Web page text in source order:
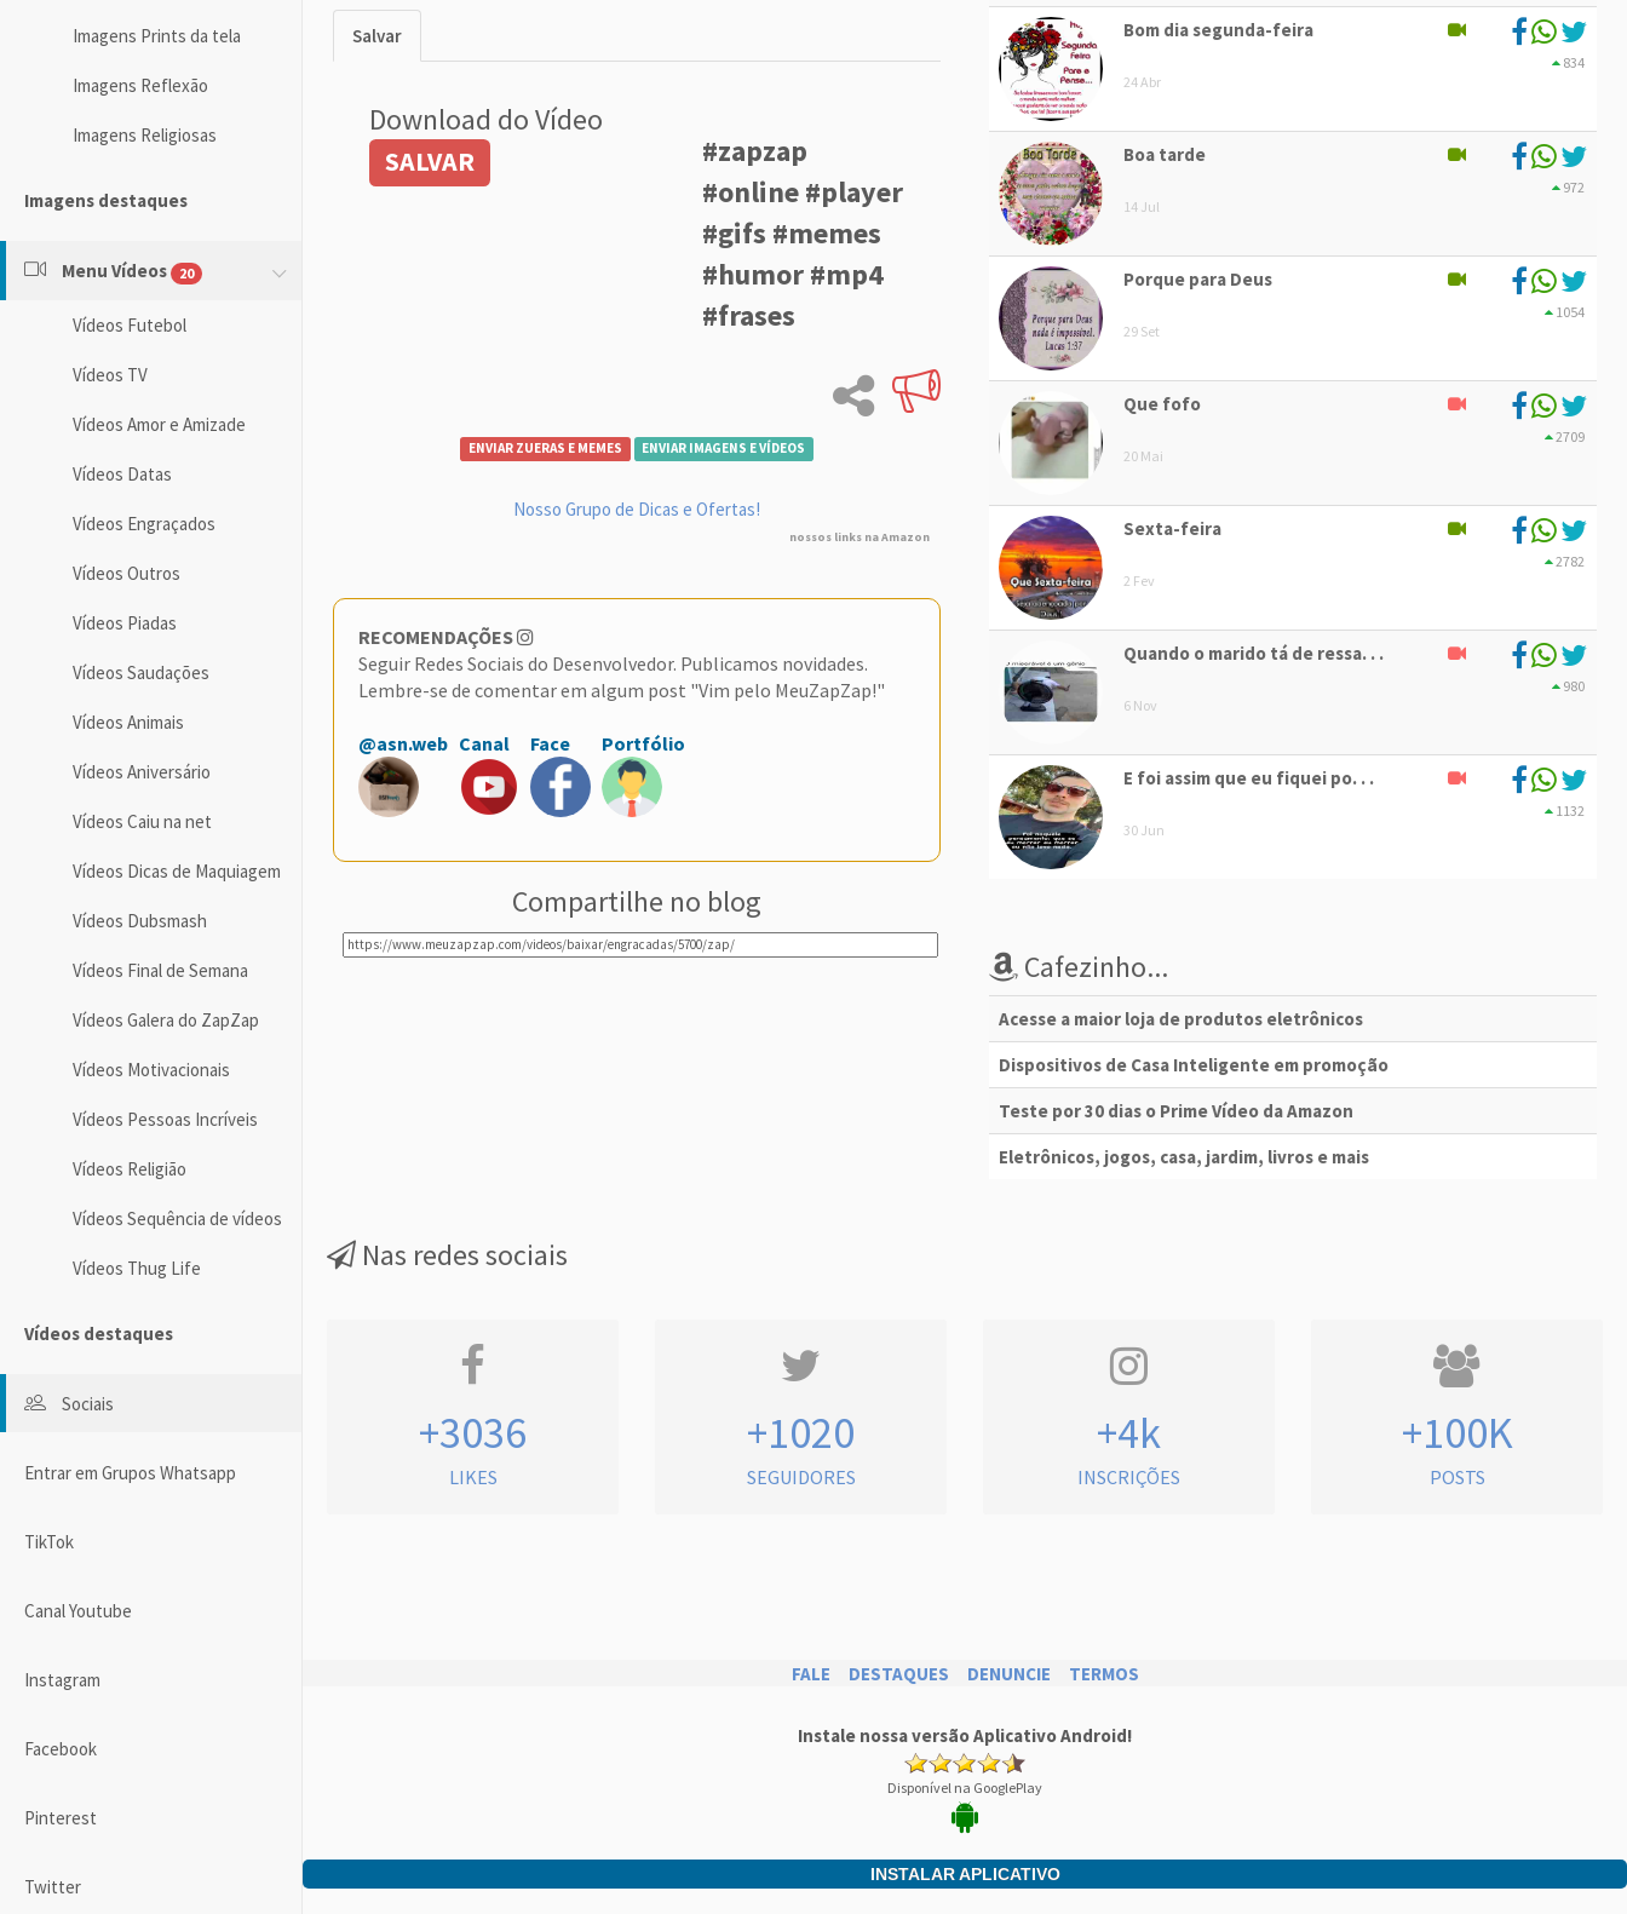
Imagens Prints da tela
Imagens Reflexão
Imagens Religiosas
Imagens destaques
Menu Vídeos 20
Vídeos Futebol
Vídeos TV
Vídeos Amor e Amizade
Vídeos Datas
Vídeos Engraçados
Vídeos Outros
Vídeos Piadas
Vídeos Saudações
Vídeos Animais
Vídeos Aniversário
Vídeos Caiu na net
Vídeos Dicas de Maquiagem
Vídeos Dubsmash
Vídeos Final de Semana
Vídeos Galera do ZapZap
Vídeos Motivacionais
Vídeos Pessoas Incríveis
Vídeos Religião
Vídeos Sequência de vídeos
Vídeos Thug Life
Vídeos destaques
Sociais
Entrar em Grupos Whatsapp
TikTok
Canal Youtube
Instagram
Facebook
Pinterest
Twitter
Salvar
Download do Vídeo
SALVAR
#zapzap
#online #player
#gifs #memes
#humor #mp4
#frases
ENVIAR ZUERAS E MEMES ENVIAR IMAGENS E VÍDEOS
Nosso Grupo de Dicas e Ofertas!
nossos links na Amazon
RECOMENDAÇÕES
Seguir Redes Sociais do Desenvolvedor. Publicamos novidades.
Lembre-se de comentar em algum post "Vim pelo MeuZapZap!"
@asn.web Canal Face Portfólio
Compartilhe no blog
Bom dia segunda-feira
24 Abr
834
Boa tarde
14 Jul
972
Porque para Deus
29 Set
1054
Que fofo
20 Mai
2709
Sexta-feira
2 Fev
2782
Quando o marido tá de ressa. . .
6 Nov
980
E foi assim que eu fiquei po. . .
30 Jun
1132
Cafezinho...
Acesse a maior loja de produtos eletrônicos
Dispositivos de Casa Inteligente em promoção
Teste por 30 dias o Prime Vídeo da Amazon
Eletrônicos, jogos, casa, jardim, livros e mais
Nas redes sociais
+3036
LIKES
+1020
SEGUIDORES
+4k
INSCRIÇÕES
+100K
POSTS
FALE DESTAQUES DENUNCIE TERMOS
Instale nossa versão Aplicativo Android!
Disponível na GooglePlay
INSTALAR APLICATIVO